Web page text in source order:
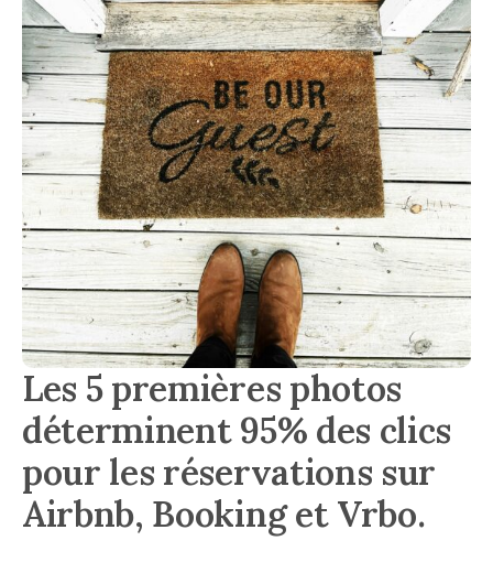
Les 5 premières photos
déterminent 95% des clics
pour les réservations sur
Airbnb, Booking et Vrbo.